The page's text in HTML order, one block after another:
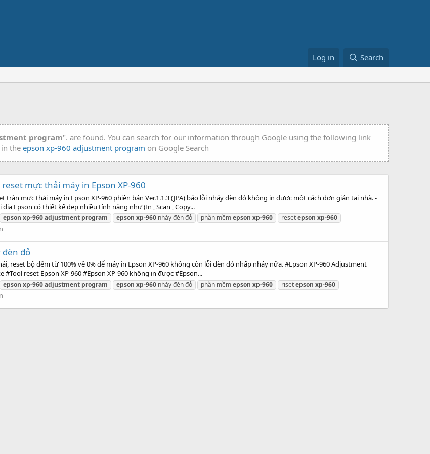
Log in Search
program". are found. You can search for our information through Google using the following link
theepson xp-960 adjustment program on Google Search
mực thải máy in Epson XP-960
tràn mực thải máy in Epson XP-960 phiên bản Ver.1.1.3 (JPA) báo lỗi nháy đèn đỏ không in được một cách đơn giản tại nhà. -
Epson có thiết kế đẹp nhiều tính năng như (In , Scan , Copy...
epson xp-960adjustment program epson xp-960 nháy đèn đỏ phần mềmepson xp-960 resetepson xp-960
đèn đỏ
reset bộ đếm từ 100% về 0% để máy in Epson XP-960 không còn lỗi đèn đỏ nhấp nháy nữa. #Epson XP-960 Adjustment
reset Epson XP-960 #Epson XP-960 không in được #Epson...
epson xp-960adjustment program epson xp-960 nháy đèn đỏ phần mềmepson xp-960 risetepson xp-960